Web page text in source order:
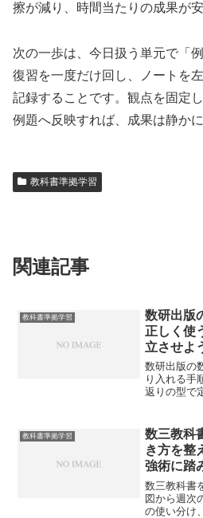
擦が減り、時間当たりの成果が安
次の一歩は、今日扱う単元で
復習を一度だけ回し、ノートを
記録することです。観点を固定
例題へ反映すれば、成果は静か
教科書準拠学習
関連記事
教科書準拠学習
数研出版
正しく使
立させよ
数研出版の
り入れる手
返りの型で
教科書準拠学習
数三教科
き方を整
強術に踏
数三教科書
図から週次
の使い分け